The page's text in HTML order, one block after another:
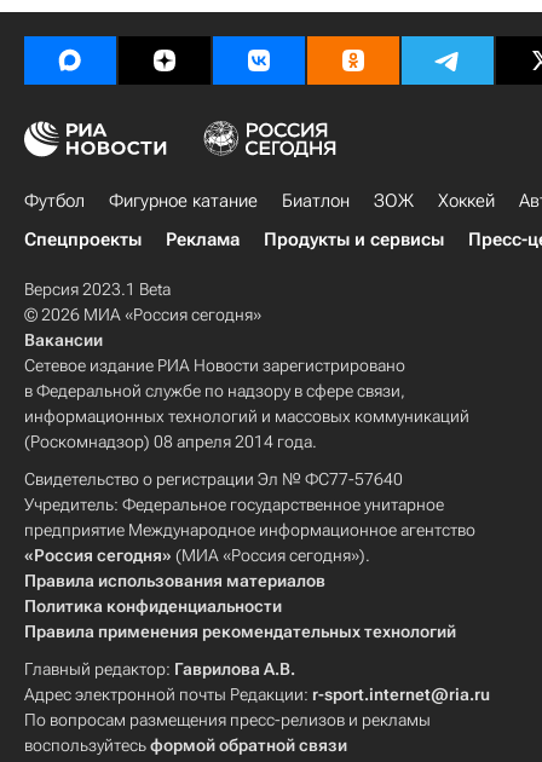
Нью-Йорк Рейнджерс
Нэшвилл Предаторз
Футбол Фигурное катание Биатлон ЗОЖ Хоккей
Спецпроекты
Реклама Продукты и сервисы Пресс-
Версия 2023.1 Beta
© 2026 МИА «Россия сегодня»
Вакансии
Сетевое издание РИА Новости зарегистрировано
в Федеральной службе по надзору в сфере связи,
информационных технологий и массовых коммуникаций
(Роскомнадзор) 08 апреля 2014 года.
Свидетельство о регистрации Эл № ФС77-57640
Учредитель: Федеральное государственное унитарное
предприятие Международное информационное агентство
«Россия сегодня» (МИА «Россия сегодня»).
Правила использования материалов
Политика конфиденциальности
Правила применения рекомендательных технологий
Главный редактор: Гаврилова А.В.
Адрес электронной почты Редакции: r-sport.internet@ria.ru
По вопросам размещения пресс-релизов и рекламы
воспользуйтесьформой обратной связи